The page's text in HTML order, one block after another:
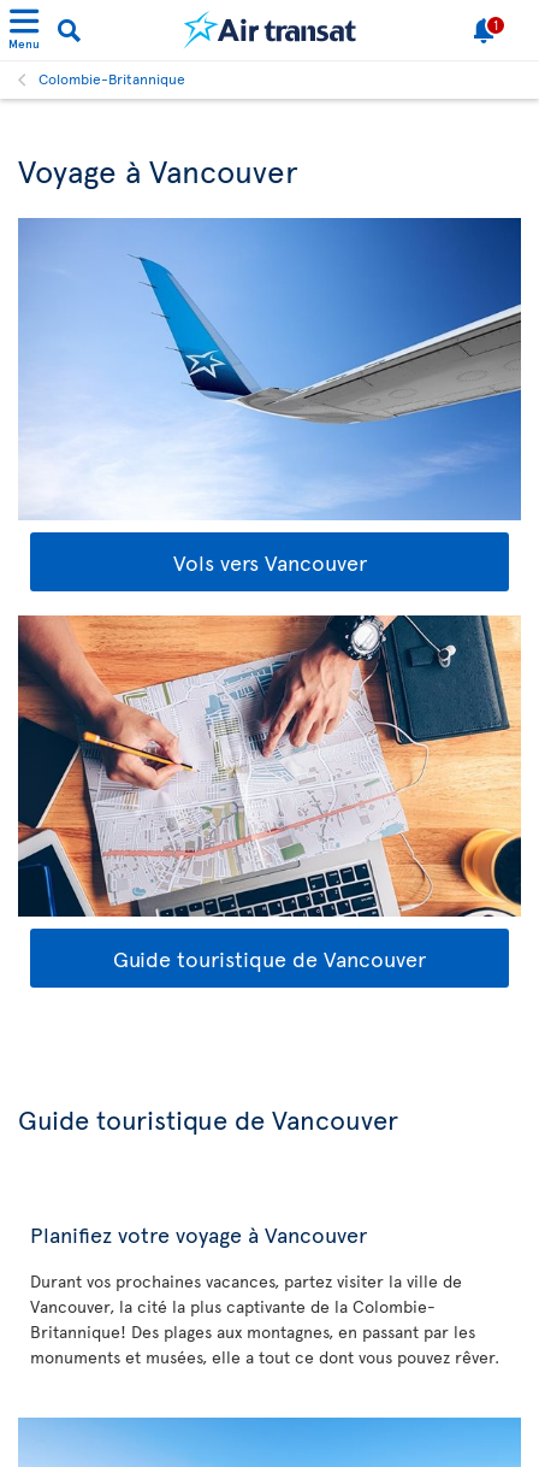
Menu
1
Colombie-Britannique
Voyage à Vancouver
Vols vers Vancouver
Guide touristique de Vancouver
Guide touristique de Vancouver
Planifiez votre voyage à Vancouver
Durant vos prochaines vacances, partez visiter la ville de
Vancouver, la cité la plus captivante de la Colombie-
Britannique! Des plages aux montagnes, en passant par les
monuments et musées, elle a tout ce dont vous pouvez rêver.